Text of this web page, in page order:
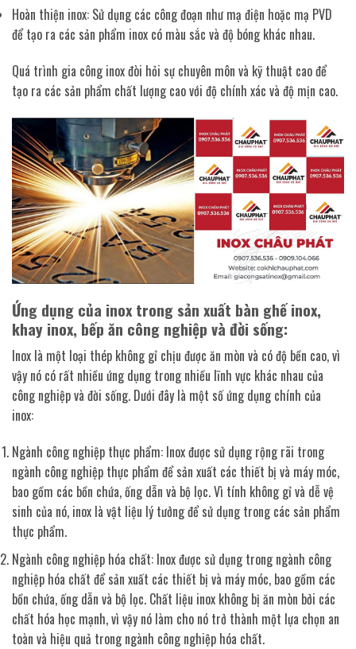
Hoàn thiện inox: Sử dụng các công đoạn như mạ điện hoặc mạ PVD
để tạo ra các sản phẩm inox có màu sắc và độ bóng khác nhau.
Quá trình gia công inox đòi hỏi sự chuyên môn và kỹ thuật cao để
tạo ra các sản phẩm chất lượng cao với độ chính xác và độ mịn cao.
Ứng dụng của inox trong sản xuất bàn ghế inox,
khay inox, bếp ăn công nghiệp và đời sống:
Inox là một loại thép không gỉ chịu được ăn mòn và có độ bền cao, vì
vậy nó có rất nhiều ứng dụng trong nhiều lĩnh vực khác nhau của
công nghiệp và đời sống. Dưới đây là một số ứng dụng chính của
inox:
Ngành công nghiệp thực phẩm: Inox được sử dụng rộng rãi trong
ngành công nghiệp thực phẩm để sản xuất các thiết bị và máy móc,
bao gồm các bồn chứa, ống dẫn và bộ lọc. Vì tính không gỉ và dễ vệ
sinh của nó, inox là vật liệu lý tưởng để sử dụng trong các sản phẩm
thực phẩm.
Ngành công nghiệp hóa chất: Inox được sử dụng trong ngành công
nghiệp hóa chất để sản xuất các thiết bị và máy móc, bao gồm các
bồn chứa, ống dẫn và bộ lọc. Chất liệu inox không bị ăn mòn bởi các
chất hóa học mạnh, vì vậy nó làm cho nó trở thành một lựa chọn an
toàn và hiệu quả trong ngành công nghiệp hóa chất.